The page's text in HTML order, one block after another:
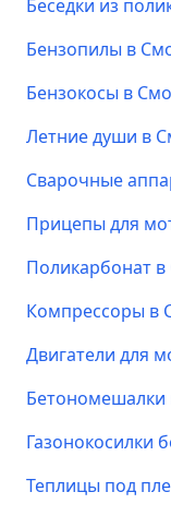
Беседки из
Бензопилы в
Бензокосы в
Летние души в
Сварочные
Прицепы для
Поликарбонат
Компрессоры в
Двигатели для
Бетономешалки
Газонокосилки
Теплицы под